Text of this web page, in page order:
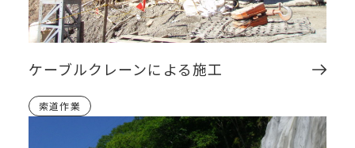
ケーブルクレーンによる施工
索道作業